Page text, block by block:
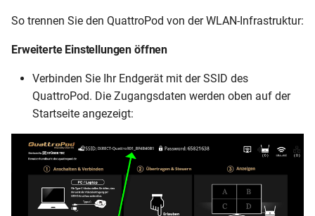
So trennen Sie den QuattroPod von der WLAN-Infrastruktur:
Erweiterte Einstellungen öffnen
Verbinden Sie Ihr Endgerät mit der SSID des
QuattroPod. Die Zugangsdaten werden oben auf der
Startseite angezeigt: